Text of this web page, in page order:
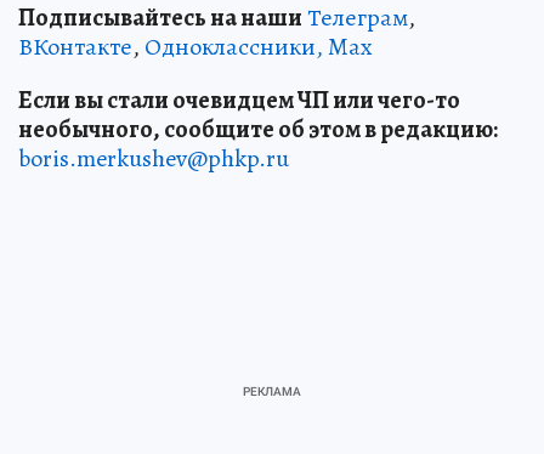
Подписывайтесь на нашиТелеграм,
ВКонтакте, Одноклассники,Max
Если вы стали очевидцем ЧП или чего-то
необычного, сообщите об этом в редакцию:
boris.merkushev@phkp.ru